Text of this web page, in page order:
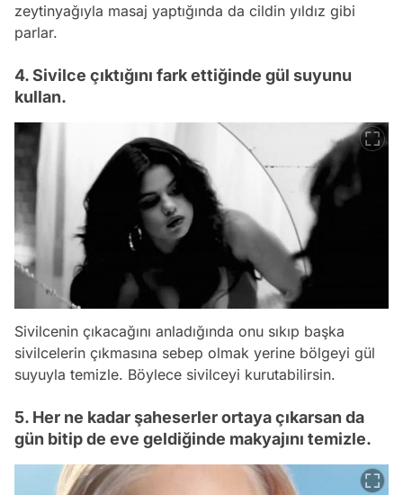
zeytinyağıyla masaj yaptığında da cildin yıldız gibi
parlar.
4. Sivilce çıktığını fark ettiğinde gül suyunu
kullan.
Sivilcenin çıkacağını anladığında onu sıkıp başka
sivilcelerin çıkmasına sebep olmak yerine bölgeyi gül
suyuyla temizle. Böylece sivilceyi kurutabilirsin.
5. Her ne kadar şaheserler ortaya çıkarsan da
gün bitip de eve geldiğinde makyajını temizle.